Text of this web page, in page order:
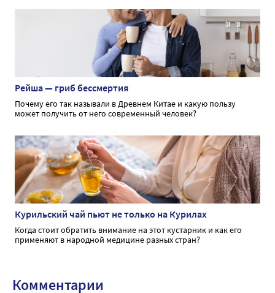
Рейша — гриб бессмертия
Почему его так называли в Древнем Китае и какую пользу
может получить от него современный человек?
Курильский чай пьют не только на Курилах
Когда стоит обратить внимание на этот кустарник и как его
применяют в народной медицине разных стран?
Комментарии